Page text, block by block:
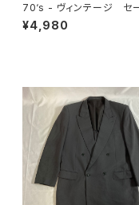
70‘s - ヴィンテージ セ
ー ニット ノルディック
¥4,980